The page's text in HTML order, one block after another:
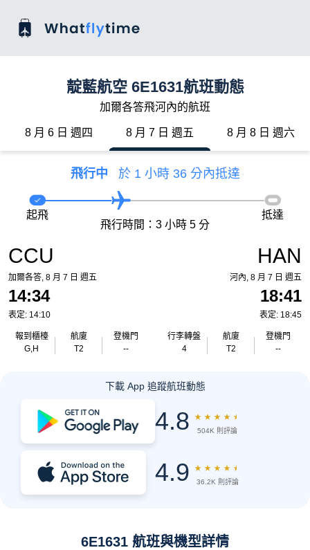
靛藍航空 6E1631航班動態
加爾各答飛河內的航班
8 月 6 日 週四 8 月 7 日 週五 8 月 8 日 週六
飛行中 於 1 小時 36 分內抵達
CCU
加爾各答, 8 月 7 日 週五
14:34
表定: 14:10
報到櫃檯
G,H
航廈
T2
登機門
--
起飛
飛行時間：3 小時 5 分
抵達
HAN
河內, 8 月 7 日 週五
18:41
表定: 18:45
行李轉盤
4
航廈
T2
登機門
--
下載 App 追蹤航班動態
4.8 ★ ★ ★ ★ ★
504K 則評論
4.9 ★ ★ ★ ★ ★
36.2K 則評論
6E1631 航班與機型詳情